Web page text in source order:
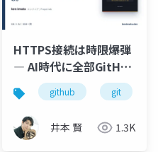
ティ プロンプトインジェク
HTTPS接続は時限爆弾
― AI時代に全部GitHub
へ、なぜSSH一択なの
か
github git
井本 賢 1.3K